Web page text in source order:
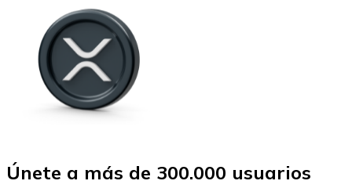
Únete a más de 300.000 usuarios